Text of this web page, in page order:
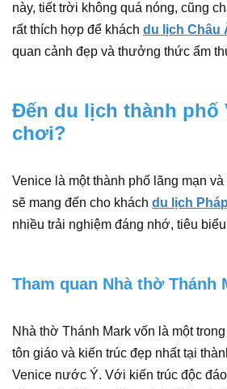
này, tiết trời không quá nóng, cũng
rất thích hợp để khách du lịch Châu
quan cảnh đẹp và thưởng thức ẩm
Đến du lịch thành phố
chơi?
Venice là một thành phố lãng mạn
sẽ mang đến cho khách du lịch Pháp
nhiều trải nghiệm đáng nhớ, tiêu
Tham quan Nhà thờ Thánh
Nhà thờ Thánh Mark vốn là một
tôn giáo và kiến trúc đẹp nhất tại
Venice nước Ý. Với kiến trúc độc